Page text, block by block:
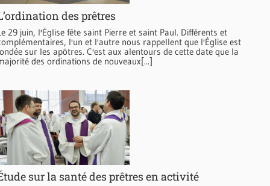
des prêtres
29 juin, l'Église fête saint Pierre et saint Paul. Différents et
l'un et l'autre nous rappellent que l'Église est
sur les apôtres. C'est aux alentours de cette date que la
des ordinations de nouveaux[...]
sur la santé des prêtres en activité